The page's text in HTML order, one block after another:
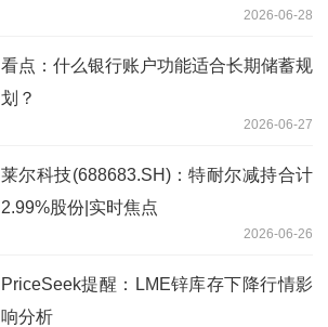
2026-06-28
看点：什么银行账户功能适合长期储蓄规
划？
2026-06-27
莱尔科技(688683.SH)：特耐尔减持合计
2.99%股份|实时焦点
2026-06-26
PriceSeek提醒：LME锌库存下降行情影
响分析